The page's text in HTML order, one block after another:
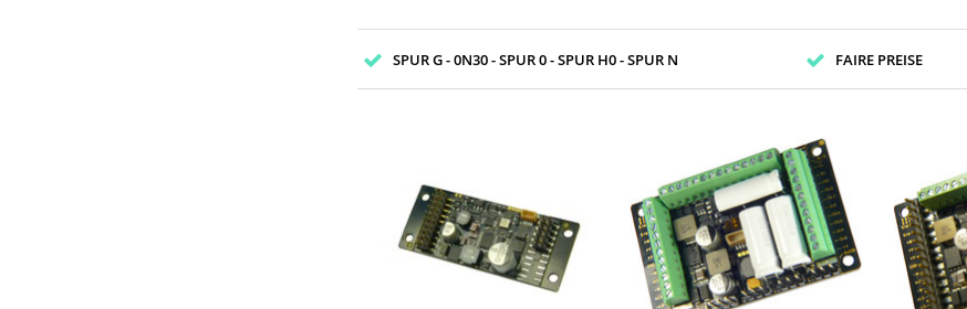
SPUR G - 0N30 - SPUR 0 - SPUR H0 - SPUR N FAIRE PREISE